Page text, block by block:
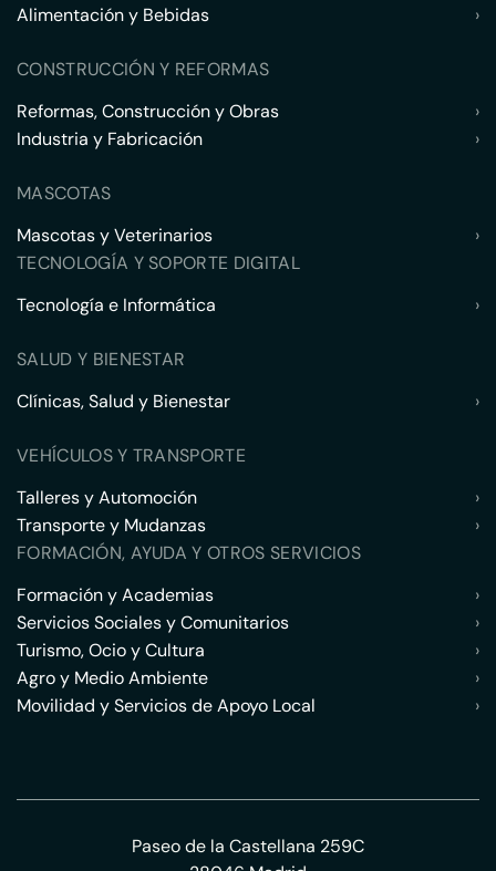
Alimentación y Bebidas
›
CONSTRUCCIÓN Y REFORMAS
Reformas, Construcción y Obras
›
Industria y Fabricación
›
MASCOTAS
Mascotas y Veterinarios
›
TECNOLOGÍA Y SOPORTE DIGITAL
Tecnología e Informática
›
SALUD Y BIENESTAR
Clínicas, Salud y Bienestar
›
VEHÍCULOS Y TRANSPORTE
Talleres y Automoción
›
Transporte y Mudanzas
›
FORMACIÓN, AYUDA Y OTROS SERVICIOS
Formación y Academias
›
Servicios Sociales y Comunitarios
›
Turismo, Ocio y Cultura
›
Agro y Medio Ambiente
›
Movilidad y Servicios de Apoyo Local
›
Paseo de la Castellana 259C